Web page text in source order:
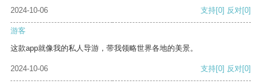
2024-10-06
支持[0] 反对[0]
游客
这款app就像我的私人导游，带我领略世界各地的美景。
2024-10-06 支持[0] 反对[0]